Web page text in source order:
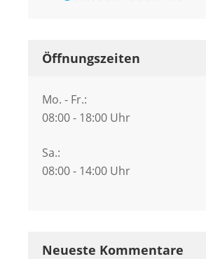
Öffnungszeiten
Mo. - Fr.:
08:00 - 18:00 Uhr
Sa.:
08:00 - 14:00 Uhr
Neueste Kommentare